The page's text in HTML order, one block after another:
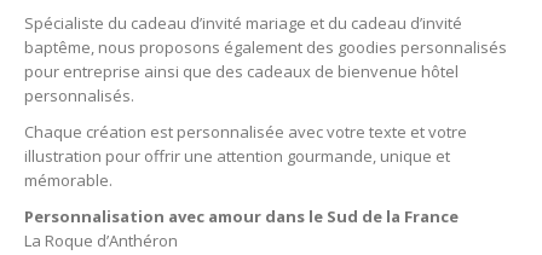
Spécialiste du cadeau d’invité mariage et du cadeau d’invité
baptême, nous proposons également des goodies personnalisés
pour entreprise ainsi que des cadeaux de bienvenue hôtel
personnalisés.
Chaque création est personnalisée avec votre texte et votre
illustration pour offrir une attention gourmande, unique et
mémorable.
Personnalisation avec amour dans le Sud de la France
La Roque d’Anthéron